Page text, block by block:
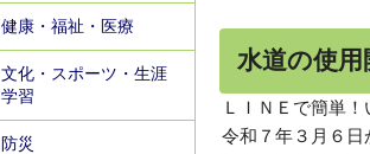
健康・福祉・医療
文化・スポーツ・生涯
学習
防災
水道の使用
ＬＩＮＥで簡単
令和７年３月６日